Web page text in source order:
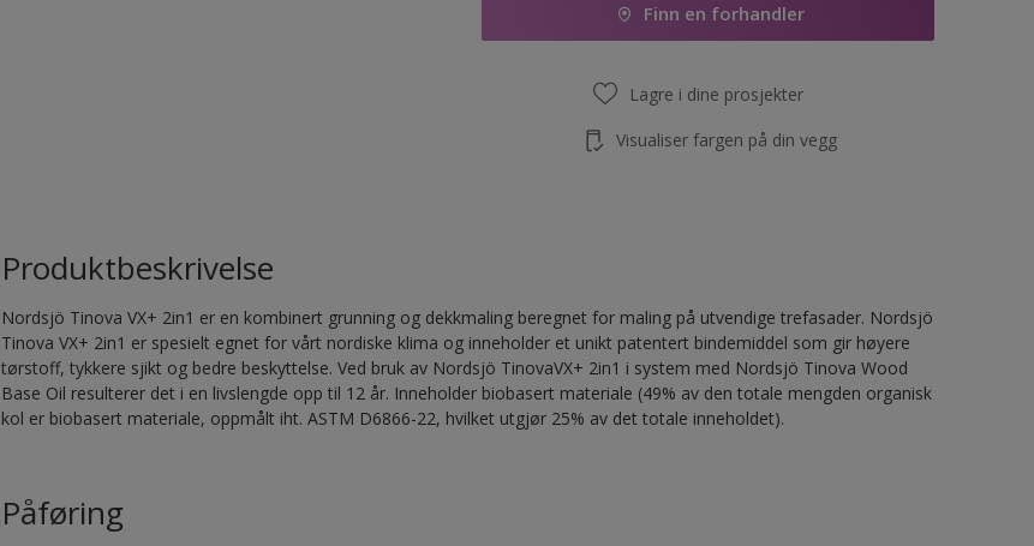
Finn en forhandler
Lagre i dine prosjekter
Visualiser fargen på din vegg
Produktbeskrivelse
Nordsjö Tinova VX+ 2in1 er en kombinert grunning og dekkmaling beregnet for maling på utvendige trefasader. Nordsjö
Tinova VX+ 2in1 er spesielt egnet for vårt nordiske klima og inneholder et unikt patentert bindemiddel som gir høyere
tørstoff, tykkere sjikt og bedre beskyttelse. Ved bruk av Nordsjö TinovaVX+ 2in1 i system med Nordsjö Tinova Wood
Base Oil resulterer det i en livslengde opp til 12 år. Inneholder biobasert materiale (49% av den totale mengden organisk
kol er biobasert materiale, oppmålt iht. ASTM D6866-22, hvilket utgjør 25% av det totale inneholdet).
Påføring